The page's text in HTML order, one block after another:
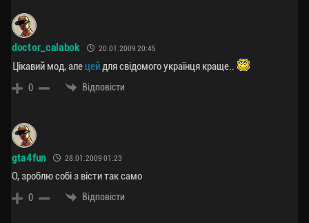
doctor_calabok 20.01.2009 20:45
Цікавий мод, але цейдля свідомого українця краще..
0 Відповісти
gta4fun 28.01.2009 01:23
О, зроблю собі з вісти так само
0 Відповісти